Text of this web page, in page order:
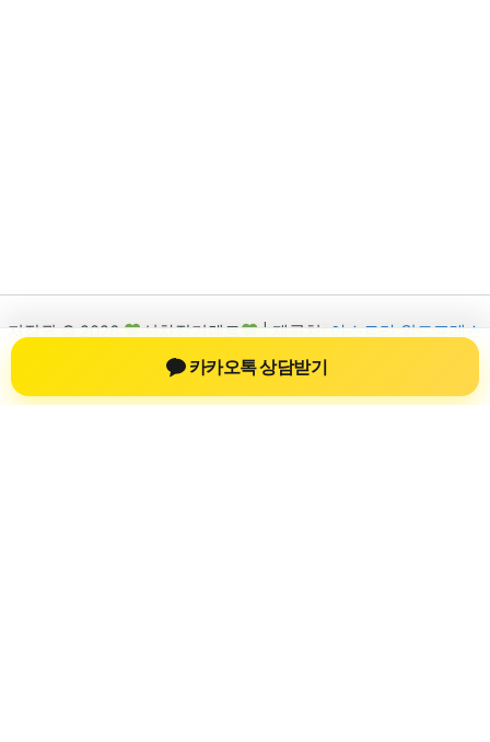
저작권 © 2026 신차장기렌트 | 제공처:
아스트라 워드프레스
테마
카카오톡 상담받기